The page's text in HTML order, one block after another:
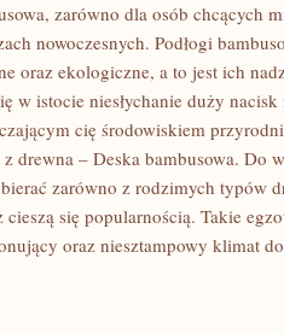
zarówno dla osób chcących
nowoczesnych. Podłogi
oraz ekologiczne, a to jest ich
w istocie niesłychanie duży
cię środowiskiem
drewna – Deska bambusowa. Do
zarówno z rodzimych typów
się popularnością. Takie
oraz niesztampowy klimat